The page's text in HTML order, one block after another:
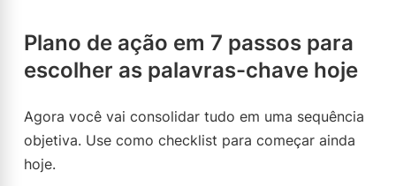
Plano de ação em 7 passos para
escolher as palavras-chave hoje
Agora você vai consolidar tudo em uma sequência
objetiva. Use como checklist para começar ainda
hoje.